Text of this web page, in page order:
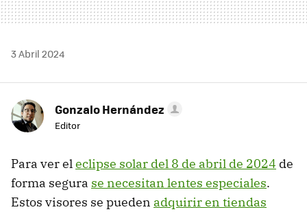
3 Abril 2024
Gonzalo Hernández
Editor
Para ver eleclipse solar del 8 de abril de 2024 de
forma segura se necesitan lentes especiales.
Estos visores se pueden adquirir en tiendas